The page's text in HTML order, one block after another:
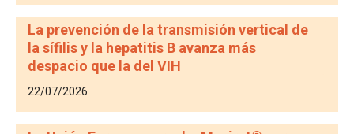
La prevención de la transmisión vertical de
la sífilis y la hepatitis B avanza más
despacio que la del VIH
22/07/2026